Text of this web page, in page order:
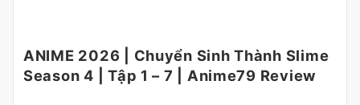
ANIME 2026 | Chuyển Sinh Thành Slime
Season 4 | Tập 1 – 7 | Anime79 Review